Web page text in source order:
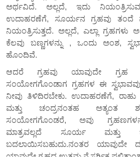
ಅರ್ಥವಿದೆ. ಅಲ್ಲದೆ, ಇದು
ಉದಾಹರಣೆಗೆ, ಸೂರ್ಯನ ಗ್ರಹವು ತಂದೆ
ನಿಯಂತ್ರಿಸುತ್ತದೆ. ಅಲ್ಲದೆ, ಎಲ್ಲಾ
ಕೆಲವು ಬಣ್ಣಗಳನ್ನು , ಒಂದು ಅಂಶ,
ಹೊಂದಿವೆ.
ಆದರೆ ಗ್ರಹವು ಯಾವುದೇ ಗ್ರಹ
ಸಂಯೋಗಗೊಂಡಾಗ ಗ್ರಹಗಳ ಈ
ನೀವು ತಿಳಿದಿರಬೇಕು. ಉದಾಹರಣೆಗೆ, ರಾಹು
ಮತ್ತು ಚಂದ್ರನಂತಹ ಅತ್ಯಂತ
ಸಂಯೋಗಗೊಂಡರೆ, ಅವು
ಮಾತ್ರವಲ್ಲದೆ ಸೂರ್ಯ ಮತ್ತು
ಬದಲಾಯಿಸಬಹುದು.ನಂತರ ಯಾವುದೇ